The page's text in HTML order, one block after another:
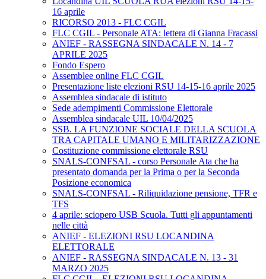
16 aprile
RICORSO 2013 - FLC CGIL
FLC CGIL - Personale ATA: lettera di Gianna Fracassi
ANIEF - RASSEGNA SINDACALE N. 14 - 7
APRILE 2025
Fondo Espero
Assemblee online FLC CGIL
Presentazione liste elezioni RSU 14-15-16 aprile 2025
Assemblea sindacale di istituto
Sede adempimenti Commissione Elettorale
Assemblea sindacale UIL 10/04/2025
SSB. LA FUNZIONE SOCIALE DELLA SCUOLA
TRA CAPITALE UMANO E MILITARIZZAZIONE
Costituzione commissione elettorale RSU
SNALS-CONFSAL - corso Personale Ata che ha
presentato domanda per la Prima o per la Seconda
Posizione economica
SNALS-CONFSAL - Riliquidazione pensione, TFR e
TFS
4 aprile: sciopero USB Scuola. Tutti gli appuntamenti
nelle città
ANIEF - ELEZIONI RSU LOCANDINA
ELETTORALE
ANIEF - RASSEGNA SINDACALE N. 13 - 31
MARZO 2025